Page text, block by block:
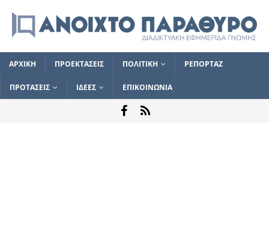
ΑΡΧΙΚΗ ΠΡΟΕΚΤΑΣΕΙΣ ΠΟΛΙΤΙΚΗ ΡΕΠΟΡΤΑΖ
ΠΡΟΤΑΣΕΙΣ ΙΔΕΕΣ ΕΠΙΚΟΙΝΩΝΙΑ